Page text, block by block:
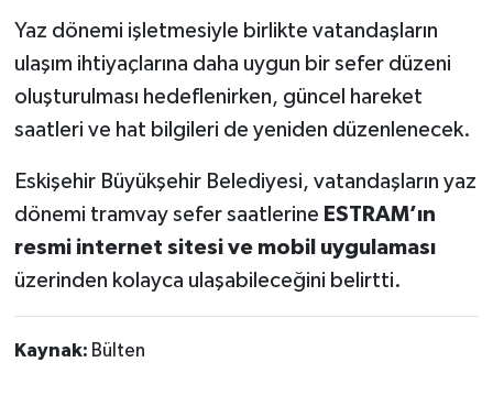
Yaz dönemi işletmesiyle birlikte vatandaşların
ulaşım ihtiyaçlarına daha uygun bir sefer düzeni
oluşturulması hedeflenirken, güncel hareket
saatleri ve hat bilgileri de yeniden düzenlenecek.
Eskişehir Büyükşehir Belediyesi, vatandaşların yaz
dönemi tramvay sefer saatlerine ESTRAM’ın
resmi internet sitesi ve mobil uygulaması
üzerinden kolayca ulaşabileceğini belirtti.
Kaynak: Bülten